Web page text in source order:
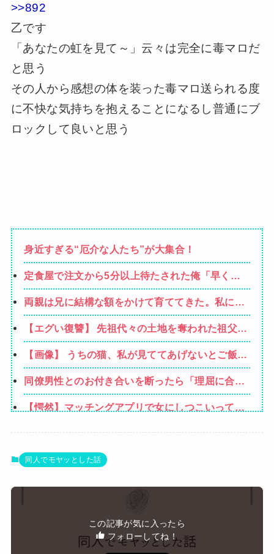
>>892
乙です
「あなたの虹を見て～」云々は完全に毒マロだ
と思う
その人から感想の体を装った毒マロ送られる度
に不快な気持ちを抱えることになるし普通にブ
ロックして良いと思う
身近すぎる“厄介な人たち”が大集合！
定食屋で注文から5分以上待たされた俺「早く作
れよノロマ！底辺職はキビキビ動け！そんなんだ
から給料低いんだろうな！」→ すると…
両親は兄に結構な額をかけて育ててきた。私には
高卒で働けと全く気にかけない→母が難病で倒
れ、私が懸命に介護した。でも兄は知らん顔。そ
こで親も目が覚めて私に全てを相続させるが
【エグい復讐】 先祖代々の土地を奪われた祖父
「憎い！命が尽きても奴らに絶対復讐してや
る！！」→祖父が亡くなりその土地に焼肉屋が建
ったが、不幸が次々おこり…
【画像】 うちの猫、私が見ててあげないとご飯食
べないのなんでなん
同僚男性とのお付き合いを断ったら「理屈に合わ
ない主張を振りかざす感情的なヒステリー女」と
言いふらされて・・・
【愕然】マッチングアプリで女にしつこいって言
【速報】ゼレンスキー大統領「日本の支援は期待
【速報】"見せブラ"女神、現る♡♡♡♡
【画像】大阪の高校「制服を”これ”に変えたら志
願者がめちゃくちゃ増えた」
【悲報】Mrs. GREEN APPLE、マジで逝く
Powered by livedoor 相互RSS
同人でモヤッとした話
この記事が気に入ったら
フォローしてね！